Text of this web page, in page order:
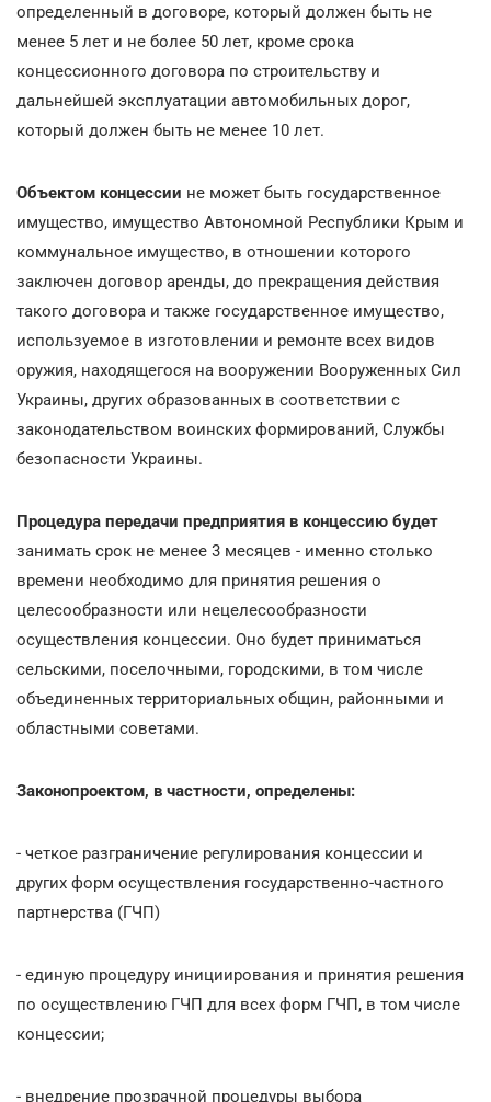
определенный в договоре, который должен быть не
менее 5 лет и не более 50 лет, кроме срока
концессионного договора по строительству и
дальнейшей эксплуатации автомобильных дорог,
который должен быть не менее 10 лет.
Объектом концессии не может быть государственное
имущество, имущество Автономной Республики Крым и
коммунальное имущество, в отношении которого
заключен договор аренды, до прекращения действия
такого договора и также государственное имущество,
используемое в изготовлении и ремонте всех видов
оружия, находящегося на вооружении Вооруженных Сил
Украины, других образованных в соответствии с
законодательством воинских формирований, Службы
безопасности Украины.
Процедура передачи предприятия в концессию будет
занимать срок не менее 3 месяцев - именно столько
времени необходимо для принятия решения о
целесообразности или нецелесообразности
осуществления концессии. Оно будет приниматься
сельскими, поселочными, городскими, в том числе
объединенных территориальных общин, районными и
областными советами.
Законопроектом, в частности, определены:
- четкое разграничение регулирования концессии и
других форм осуществления государственно-частного
партнерства (ГЧП)
- единую процедуру инициирования и принятия решения
по осуществлению ГЧП для всех форм ГЧП, в том числе
концессии;
- внедрение прозрачной процедуры выбора